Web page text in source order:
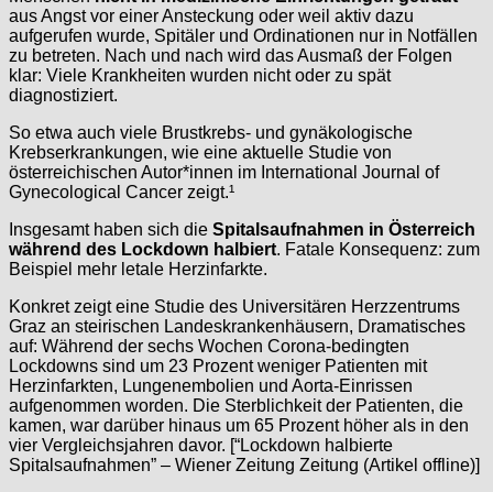
aus Angst vor einer Ansteckung oder weil aktiv dazu
aufgerufen wurde, Spitäler und Ordinationen nur in Notfällen
zu betreten. Nach und nach wird das Ausmaß der Folgen
klar: Viele Krankheiten wurden nicht oder zu spät
diagnostiziert.
So etwa auch viele Brustkrebs- und gynäkologische
Krebserkrankungen, wie eine aktuelle Studie von
österreichischen Autor*innen im International Journal of
Gynecological Cancer zeigt.¹
Insgesamt haben sich die Spitalsaufnahmen in Österreich
während des Lockdown halbiert. Fatale Konsequenz: zum
Beispiel mehr letale Herzinfarkte.
Konkret zeigt eine Studie des Universitären Herzzentrums
Graz an steirischen Landeskrankenhäusern, Dramatisches
auf: Während der sechs Wochen Corona-bedingten
Lockdowns sind um 23 Prozent weniger Patienten mit
Herzinfarkten, Lungenembolien und Aorta-Einrissen
aufgenommen worden. Die Sterblichkeit der Patienten, die
kamen, war darüber hinaus um 65 Prozent höher als in den
vier Vergleichsjahren davor. [“Lockdown halbierte
Spitalsaufnahmen” – Wiener Zeitung Zeitung (Artikel offline)]